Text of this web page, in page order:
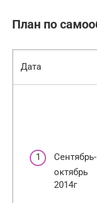
План по
Дата
Сентябрь-
октябрь
2014г